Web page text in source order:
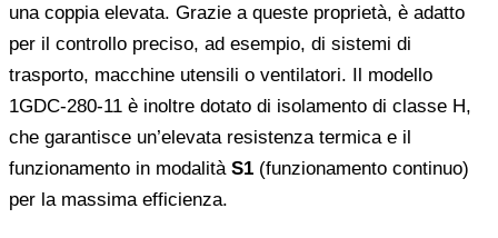
una coppia elevata. Grazie a queste proprietà, è adatto
per il controllo preciso, ad esempio, di sistemi di
trasporto, macchine utensili o ventilatori. Il modello
1GDC-280-11 è inoltre dotato di isolamento di classe H,
che garantisce un’elevata resistenza termica e il
funzionamento in modalità S1 (funzionamento continuo)
per la massima efficienza.